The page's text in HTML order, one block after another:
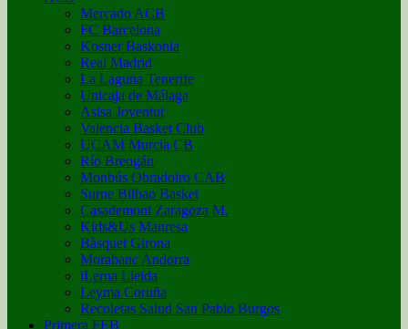
Mercado ACB
FC Barcelona
Kosner Baskonia
Real Madrid
La Laguna Tenerife
Unicaja de Málaga
Asisa Joventut
Valencia Basket Club
UCAM Murcia CB
Río Breogán
Monbús Obradoiro CAB
Surne Bilbao Basket
Casademont Zaragoza M.
Kids&Us Manresa
Bàsquet Girona
Morabanc Andorra
iLerna Lleida
Leyma Coruña
Recoletas Salud San Pablo Burgos
Primera FEB